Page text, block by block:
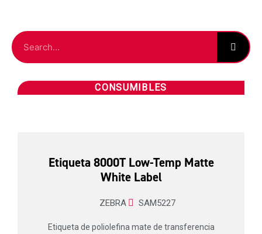
CONSUMIBLES
Etiqueta 8000T Low-Temp Matte
White Label
ZEBRA SAM5227
Etiqueta de poliolefina mate de transferencia